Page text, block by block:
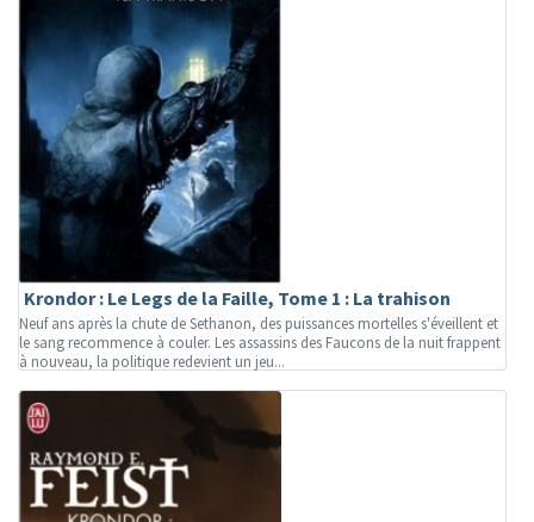
Krondor : Le Legs de la Faille, Tome 1 : La trahison
Neuf ans après la chute de Sethanon, des puissances mortelles s'éveillent et
le sang recommence à couler. Les assassins des Faucons de la nuit frappent
à nouveau, la politique redevient un jeu...